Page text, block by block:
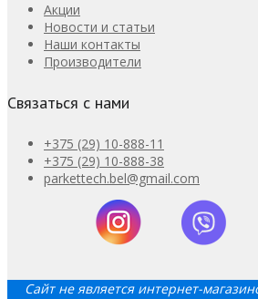
Акции
Новости и статьи
Наши контакты
Производители
Связаться с нами
+375 (29) 10-888-11
+375 (29) 10-888-38
parkettech.bel@gmail.com
Сайт не является интернет-